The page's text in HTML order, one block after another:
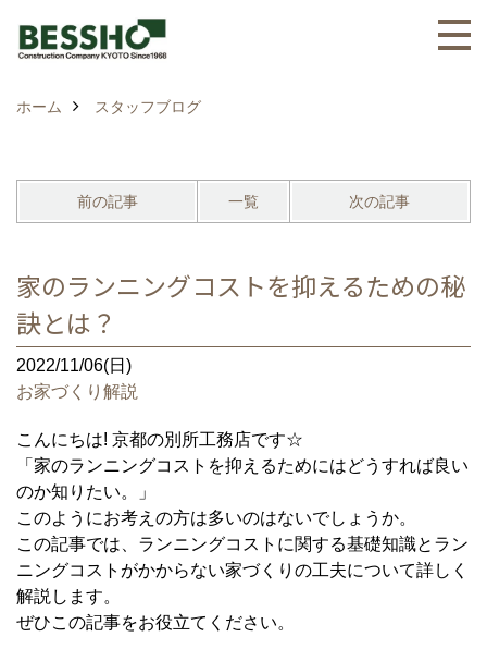
ホーム スタッフブログ
前の記事 一覧 次の記事
家のランニングコストを抑えるための秘
訣とは？
2022/11/06(日)
お家づくり解説
こんにちは! 京都の別所工務店です☆
「家のランニングコストを抑えるためにはどうすれば良い
のか知りたい。」
このようにお考えの方は多いのはないでしょうか。
この記事では、ランニングコストに関する基礎知識とラン
ニングコストがかからない家づくりの工夫について詳しく
解説します。
ぜひこの記事をお役立てください。